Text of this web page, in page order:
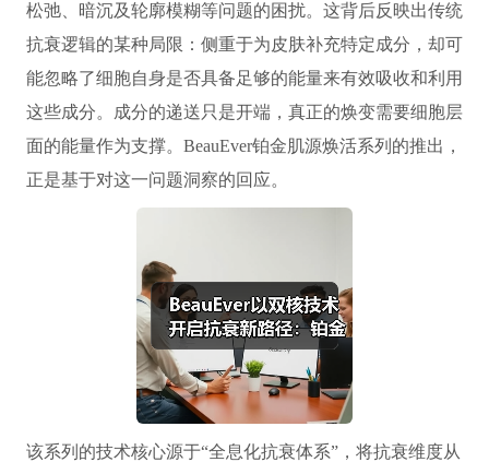
松弛、暗沉及轮廓模糊等问题的困扰。这背后反映出传统
抗衰逻辑的某种局限：侧重于为皮肤补充特定成分，却可
能忽略了细胞自身是否具备足够的能量来有效吸收和利用
这些成分。成分的递送只是开端，真正的焕变需要细胞层
面的能量作为支撑。BeauEver铂金肌源焕活系列的推出，
正是基于对这一问题洞察的回应。
该系列的技术核心源于“全息化抗衰体系”，将抗衰维度从